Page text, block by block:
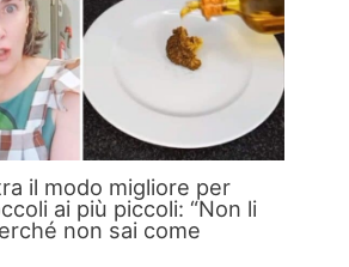
il modo migliore per
ai più piccoli: “Non li
non sai come